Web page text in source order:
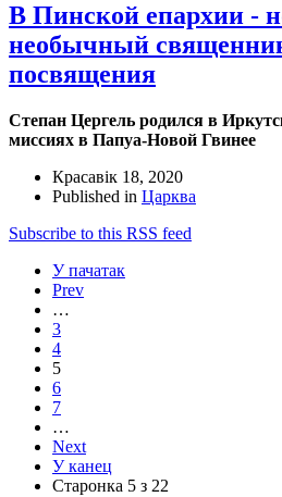
В Пинской епархии -
необычный
посвящения
Степан Цергель родился в
миссиях в Папуа-Новой Гвинее
Красавік 18, 2020
Published in Царква
Subscribe to this RSS feed
У пачатак
Prev
…
3
4
5
6
7
…
Next
У канец
Старонка 5 з 22